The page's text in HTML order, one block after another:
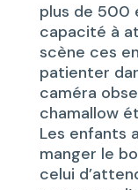
plus de 500
capacité à
scène ces
patienter
caméra
chamallow
Les enfants
manger le
celui